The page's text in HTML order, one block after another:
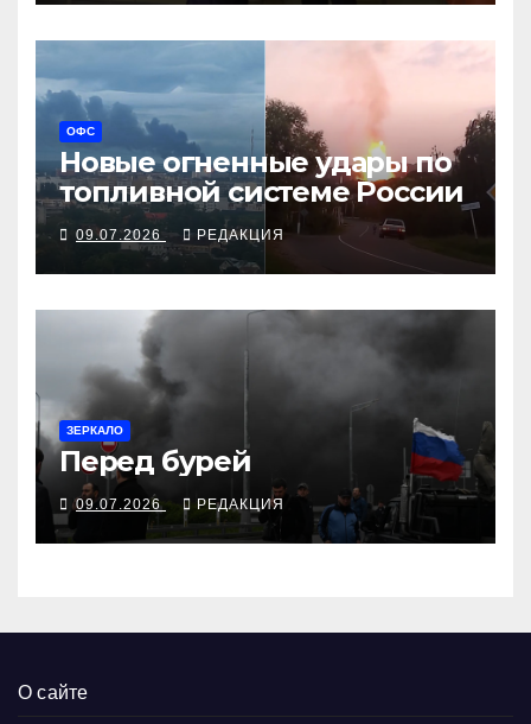
ОФС
Новые огненные удары по
топливной системе России
09.07.2026 РЕДАКЦИЯ
ЗЕРКАЛО
Перед бурей
09.07.2026 РЕДАКЦИЯ
О сайте